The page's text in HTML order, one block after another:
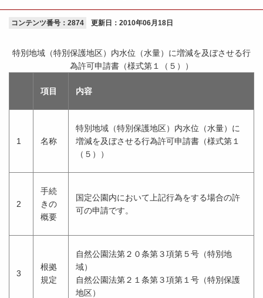
コンテンツ番号：2874 更新日： 2010年06月18日
項目 内容
特別地域（特別保護地区）内水位（水量）に増減を及ぼさせる行
為許可申請書（様式第１（５））
1 名称
特別地域（特別保護地区）内水位（水量）に
増減を及ぼさせる行為許可申請書（様式第１
（５））
2
手続
きの
概要
国定公園内において上記行為をする場合の許
可の申請です。
3
根拠
規定
自然公園法第２０条第３項第５号（特別地
域）
自然公園法第２１条第３項第１号（特別保護
地区）